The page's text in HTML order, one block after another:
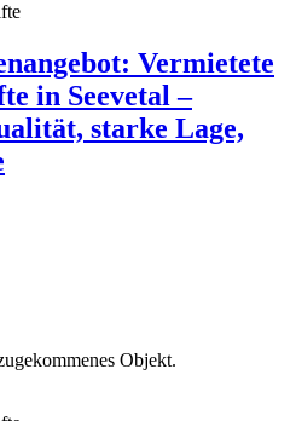
Vermietete
in Seevetal –
starke Lage,
Objekt.